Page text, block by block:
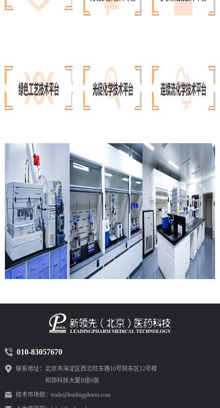
010-83057670
联系地址： 北京市海淀区西北旺东路10号院东区12号楼
和协科技大厦B座6层
技术市场部： trade@leadingpharm.com